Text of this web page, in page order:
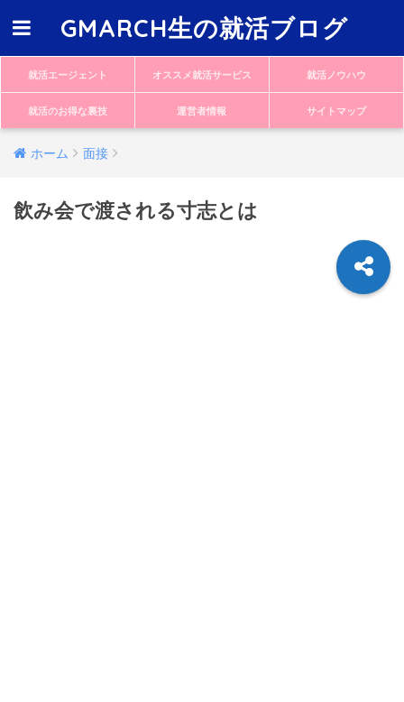
GMARCH生の就活ブログ
就活エージェント オススメ就活サービス 就活ノウハウ
就活のお得な裏技 運営者情報 サイトマップ
ホーム 面接
飲み会で渡される寸志とは